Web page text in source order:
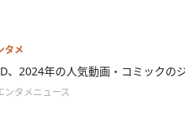
タメ
、2024年の人気動画・コミックの
ンタメニュース